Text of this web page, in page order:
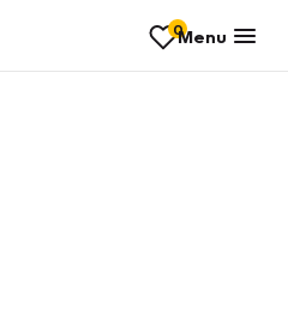
0Menu